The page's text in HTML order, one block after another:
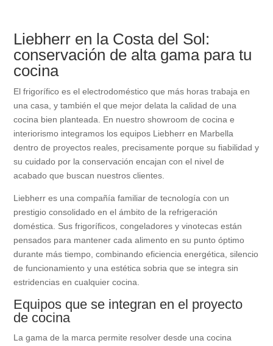
Liebherr en la Costa del Sol:
conservación de alta gama para tu
cocina
El frigorífico es el electrodoméstico que más horas trabaja en
una casa, y también el que mejor delata la calidad de una
cocina bien planteada. En nuestro showroom de cocina e
interiorismo integramos los equipos Liebherr en Marbella
dentro de proyectos reales, precisamente porque su fiabilidad y
su cuidado por la conservación encajan con el nivel de
acabado que buscan nuestros clientes.
Liebherr es una compañía familiar de tecnología con un
prestigio consolidado en el ámbito de la refrigeración
doméstica. Sus frigoríficos, congeladores y vinotecas están
pensados para mantener cada alimento en su punto óptimo
durante más tiempo, combinando eficiencia energética, silencio
de funcionamiento y una estética sobria que se integra sin
estridencias en cualquier cocina.
Equipos que se integran en el proyecto
de cocina
La gama de la marca permite resolver desde una cocina